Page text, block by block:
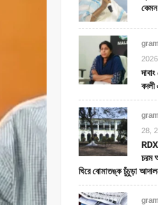
2026
28,
চরম
ঘিরে বোমাতঙ্ক চুঁচুড়া